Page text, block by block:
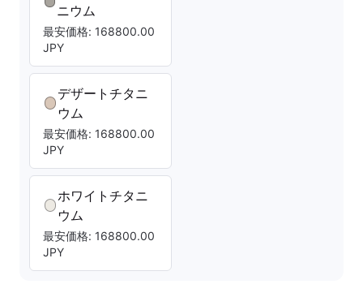
ニウム
最安価格: 168800.00
JPY
デザートチタニ
ウム
最安価格: 168800.00
JPY
ホワイトチタニ
ウム
最安価格: 168800.00
JPY